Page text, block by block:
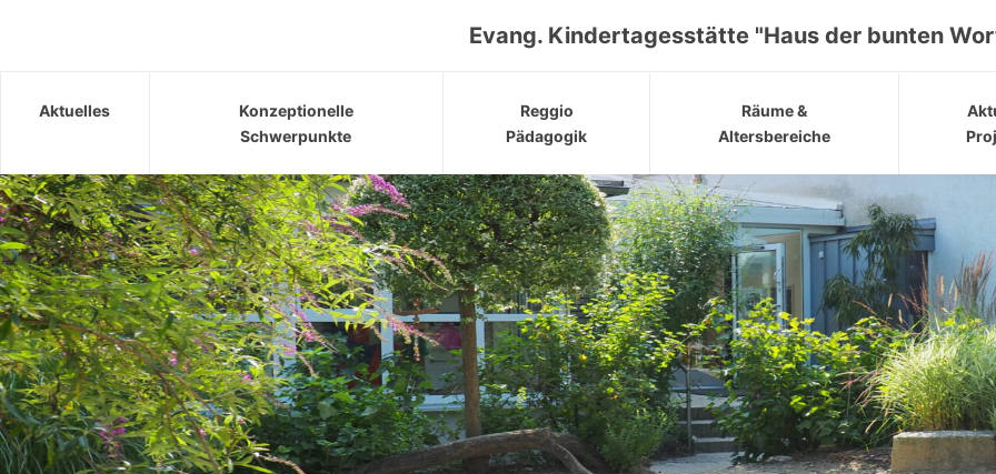
Evang. Kindertagesstätte "Haus der bunten
Aktuelles
Konzeptionelle
Schwerpunkte
Reggio
Pädagogik
Räume &
Altersbereiche